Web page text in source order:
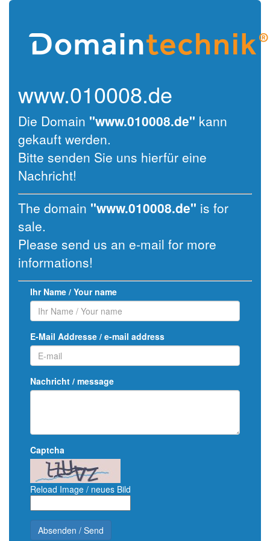
www.010008.de
Die Domain "www.010008.de" kann
gekauft werden.
Bitte senden Sie uns hierfür eine
Nachricht!
The domain "www.010008.de" is for
sale.
Please send us an e-mail for more
informations!
Ihr Name / Your name
E-Mail Addresse / e-mail address
Nachricht / message
Captcha
Reload Image / neues Bild
Absenden / Send